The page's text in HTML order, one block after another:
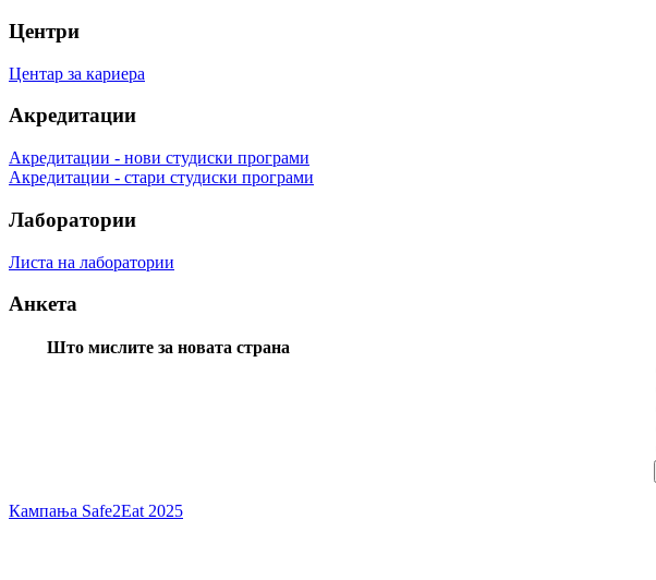
Центри
Центар за кариера
Акредитации
Акредитации - нови студиски програми
Акредитации - стари студиски програми
Лаборатории
Листа на лаборатории
Анкета
Што мислите за новата страна
Кампања Safe2Eat 2025